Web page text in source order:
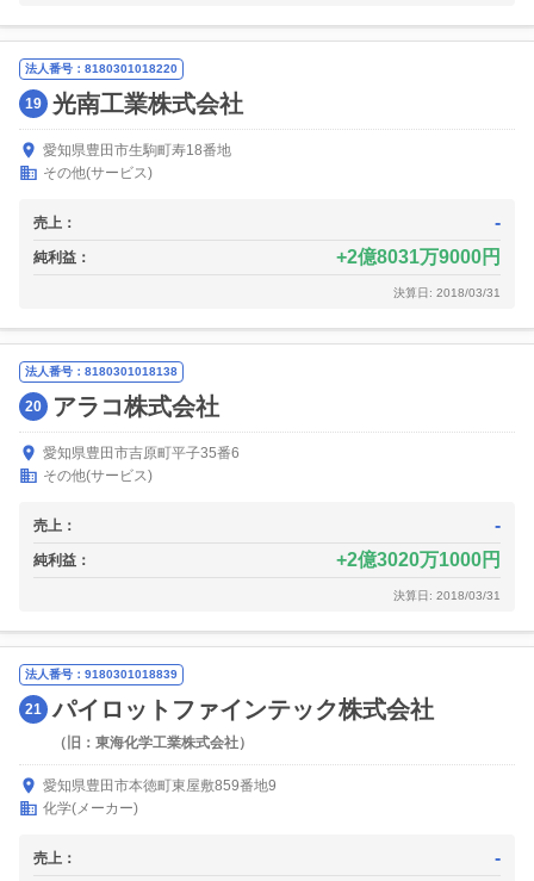
法人番号：8180301018220
19 光南工業株式会社
愛知県豊田市生駒町寿18番地
その他(サービス)
売上： -
純利益： 2億8031万9000円
決算日: 2018/03/31
法人番号：8180301018138
20 アラコ株式会社
愛知県豊田市吉原町平子35番6
その他(サービス)
売上： -
純利益： 2億3020万1000円
決算日: 2018/03/31
法人番号：9180301018839
21 パイロットファインテック株式会社
（旧：東海化学工業株式会社）
愛知県豊田市本徳町東屋敷859番地9
化学(メーカー)
売上： -